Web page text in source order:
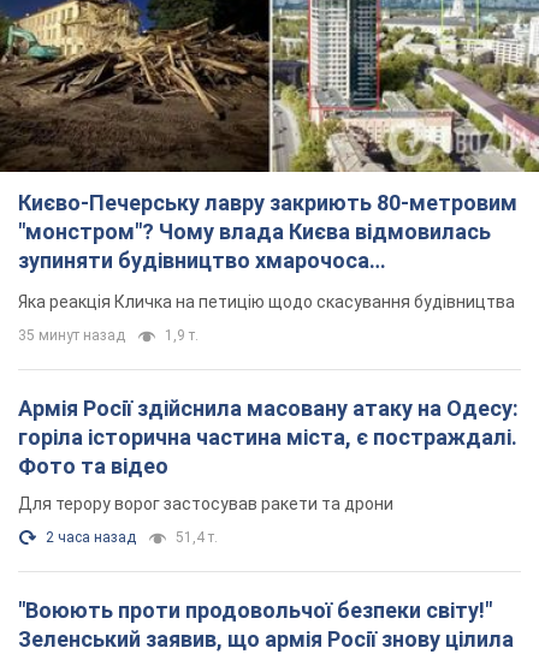
Києво-Печерську лавру закриють 80-метровим
"монстром"? Чому влада Києва відмовилась
зупиняти будівництво хмарочоса
"московського вірянина"
Яка реакція Кличка на петицію щодо скасування будівництва
35 минут назад 1,9 т.
Армія Росії здійснила масовану атаку на Одесу:
горіла історична частина міста, є постраждалі.
Фото та відео
Для терору ворог застосував ракети та дрони
2 часа назад 51,4 т.
"Воюють проти продовольчої безпеки світу!"
Зеленський заявив, що армія Росії знову цілила